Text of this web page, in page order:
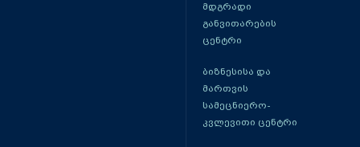
მდგრადი
განვითარების
ცენტრი
ბიზნესისა და
მართვის
სამეცნიერო-
კვლევითი ცენტრი